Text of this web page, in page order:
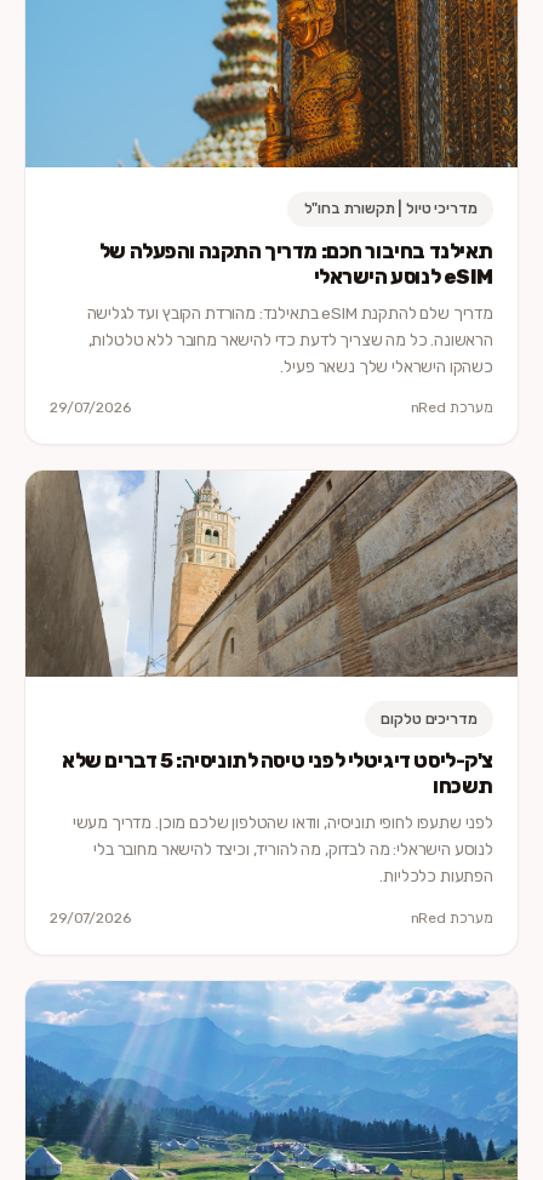
מדריכי טיול | תקשורת בחו"ל
תאילנד בחיבור חכם: מדריך התקנה והפעלה של
eSIM לנוסע הישראלי
מדריך שלם להתקנת eSIM בתאילנד: מהורדת הקובץ ועד לגלישה
הראשונה. כל מה שצריך לדעת כדי להישאר מחובר ללא טלטלות,
כשהקו הישראלי שלך נשאר פעיל.
מערכת nRed 29/07/2026
מדריכים טלקום
צ'ק-ליסט דיגיטלי לפני טיסה לתוניסיה: 5 דברים שלא
תשכחו
לפני שתעפו לחופי תוניסיה, וודאו שהטלפון שלכם מוכן. מדריך מעשי
לנוסע הישראלי: מה לבדוק, מה להוריד, וכיצד להישאר מחובר בלי
הפתעות כלכליות.
מערכת nRed 29/07/2026